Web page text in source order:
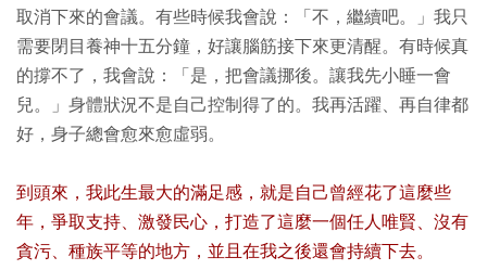
取消下來的會議。有些時候我會說：「不，繼續吧。」我只
需要閉目養神十五分鐘，好讓腦筋接下來更清醒。有時候真
的撐不了，我會說：「是，把會議挪後。讓我先小睡一會
兒。」身體狀況不是自己控制得了的。我再活躍、再自律都
好，身子總會愈來愈虛弱。
到頭來，我此生最大的滿足感，就是自己曾經花了這麼些
年，爭取支持、激發民心，打造了這麼一個任人唯賢、沒有
貪污、種族平等的地方，並且在我之後還會持續下去。